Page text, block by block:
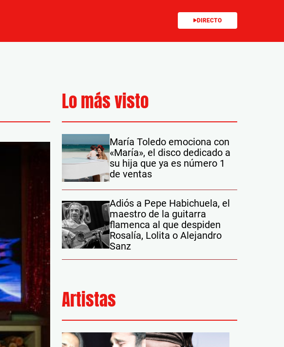
DIRECTO
Lo más visto
María Toledo emociona con
«María», el disco dedicado a
su hija que ya es número 1
de ventas
Adiós a Pepe Habichuela, el
maestro de la guitarra
flamenca al que despiden
Rosalía, Lolita o Alejandro
Sanz
Artistas